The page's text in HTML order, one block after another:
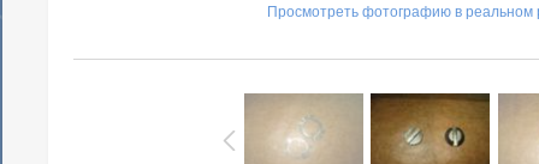
Просмотреть фотографию в реальном